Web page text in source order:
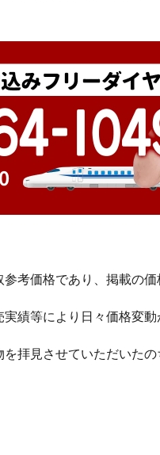
考価格であり、掲載の価
績等により日々価格変動
拝見させていただいたの